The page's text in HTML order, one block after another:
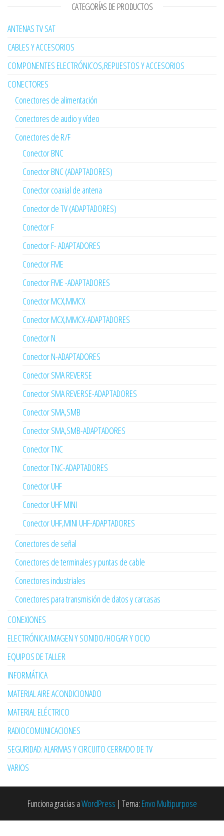
CATEGORÍAS DE PRODUCTOS
ANTENAS TV SAT
CABLES Y ACCESORIOS
COMPONENTES ELECTRÓNICOS,REPUESTOS Y ACCESORIOS
CONECTORES
Conectores de alimentación
Conectores de audio y vídeo
Conectores de R/F
Conector BNC
Conector BNC (ADAPTADORES)
Conector coaxial de antena
Conector de TV (ADAPTADORES)
Conector F
Conector F- ADAPTADORES
Conector FME
Conector FME -ADAPTADORES
Conector MCX,MMCX
Conector MCX,MMCX-ADAPTADORES
Conector N
Conector N-ADAPTADORES
Conector SMA REVERSE
Conector SMA REVERSE-ADAPTADORES
Conector SMA,SMB
Conector SMA,SMB-ADAPTADORES
Conector TNC
Conector TNC-ADAPTADORES
Conector UHF
Conector UHF MINI
Conector UHF,MINI UHF-ADAPTADORES
Conectores de señal
Conectores de terminales y puntas de cable
Conectores industriales
Conectores para transmisión de datos y carcasas
CONEXIONES
ELECTRÓNICA:IMAGEN Y SONIDO/HOGAR Y OCIO
EQUIPOS DE TALLER
INFORMÁTICA
MATERIAL AIRE ACONDICIONADO
MATERIAL ELÉCTRICO
RADIOCOMUNICACIONES
SEGURIDAD: ALARMAS Y CIRCUITO CERRADO DE TV
VARIOS
Funciona gracias aWordPress | Tema: Envo Multipurpose